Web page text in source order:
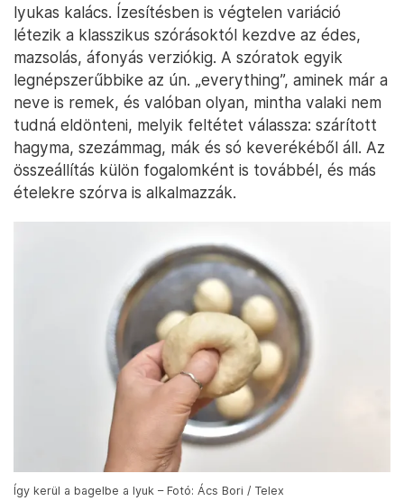
lyukas kalács. Ízesítésben is végtelen variáció
létezik a klasszikus szórásoktól kezdve az édes,
mazsolás, áfonyás verziókig. A szóratok egyik
legnépszerűbbike az ún. „everything”, aminek már a
neve is remek, és valóban olyan, mintha valaki nem
tudná eldönteni, melyik feltétet válassza: szárított
hagyma, szezámmag, mák és só keverékéből áll. Az
összeállítás külön fogalomként is továbbél, és más
ételekre szórva is alkalmazzák.
Így kerül a bagelbe a lyuk – Fotó: Ács Bori / Telex